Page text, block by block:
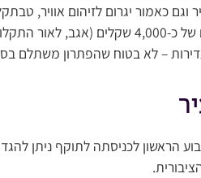
כאמור יגרום לזיהום אוויר,
ברכבים ישנים שנרכשים בסכום של כ-
– לא בטוח שהפתרון משתלם
הראשון לכניסתה לתוקף ניתן